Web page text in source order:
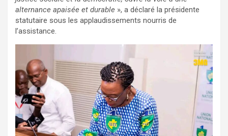
alternance apaisée et durable », a déclaré la présidente
statutaire sous les applaudissements nourris de
l’assistance.